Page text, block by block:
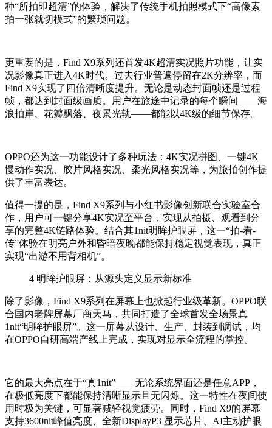
种“所拍即超清”的体验，解决了传统手机拍照模式下“高像素
拍一张就切模式”的繁琐问题。
更重要的是，Find X9系列还首发4K超清实况照片功能，让实
况影像真正进入4K时代。过去行业普遍停留在2K分辨率，而
Find X9实现了四倍清晰度提升。无论是动态封面帧还是过程
帧，都达到封面级画质。用户在旅途中记录的每个瞬间——海
浪拍岸、花瓣飘落、夜景光轨——都能以4K级的细节保存。
OPPO还为这一功能设计了多种玩法：4K实况拼图、一键4K
慢动作实况、胶片风格实况、柔光风格实况等，为旅拍创作提
供了丰富表达。
值得一提的是，Find X9系列与小红书影像创新联合实验室合
作，用户可一键分享4K实况至平台，实现从拍摄、观看到分
享的完整4K链路体验。结合其1nit明眸护眼屏，这一“拍-看-
传”体验在明亮户外和昏暗夜晚都能保持稳定视觉表现，真正
实现“出游不用背相机”。
4 明眸护眼屏：从源头定义显示新标准
除了影像，Find X9系列在屏幕上也掀起行业级革新。OPPO联
合国内老牌屏幕厂商天马，共同打造了全球首发全场景真
1nit“明眸护眼屏”。这一屏幕从设计、生产、封装到调试，均
在OPPO自研高端产线上完成，实现对显示全流程的掌控。
它的最大亮点在于“真1nit”——无论系统界面还是任意APP，
在极低亮度下都能保持清晰显示且无闪烁。这一特性在夜间使
用时极为关键，可显著减轻视觉疲劳。同时，Find X9的屏幕
支持3600nit峰值亮度、全新DisplayP3 显示芯片、AI主动护眼